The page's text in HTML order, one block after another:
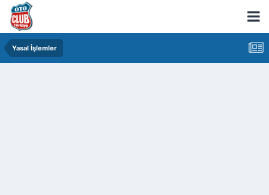
Yasal İşlemler